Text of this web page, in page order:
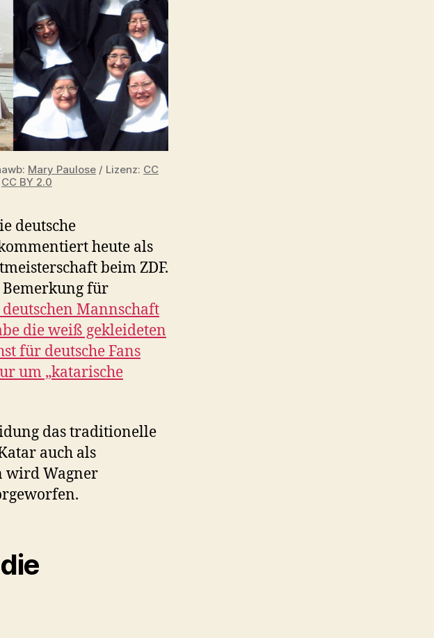
Mary Paulose / Lizenz: CC
CC BY 2.0
deutsche
heute als
beim ZDF.
für
Mannschaft
die weiß gekleideten
für deutsche Fans
um „katarische
das traditionelle
auch als
wird Wagner